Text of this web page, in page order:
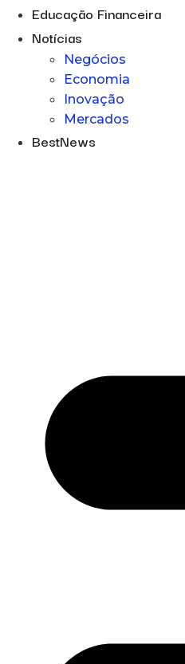
Educação Financeira
Notícias
Negócios
Economia
Inovação
Mercados
BestNews